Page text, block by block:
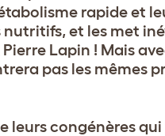
rapide et
nutritifs, et les met
Lapin ! Mais
pas les mêmes
leurs congénères